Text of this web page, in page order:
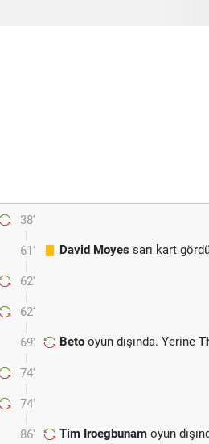
38'
61' David Moyes sarı kart
62'
62'
69' Beto oyun dışında. Yerine
74'
74'
86' Tim Iroegbunam oyun